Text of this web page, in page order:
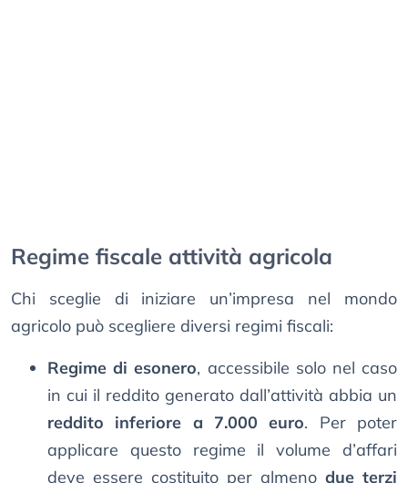
Regime fiscale attività agricola
Chi sceglie di iniziare un’impresa nel mondo
agricolo può scegliere diversi regimi fiscali:
Regime di esonero, accessibile solo nel caso
in cui il reddito generato dall’attività abbia un
reddito inferiore a 7.000 euro. Per poter
applicare questo regime il volume d’affari
deve essere costituito per almeno due terzi